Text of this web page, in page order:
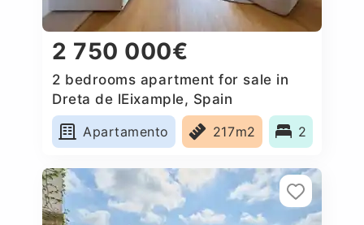
2 750 000€
2 bedrooms apartment for sale in
Dreta de lEixample, Spain
Apartamento
217m2 2